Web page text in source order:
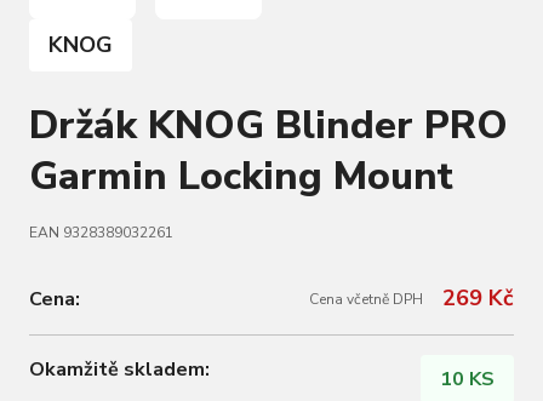
KNOG
Držák KNOG Blinder PRO
Garmin Locking Mount
EAN 9328389032261
Cena: Cena včetně DPH 269 Kč
Okamžitě skladem: 10 KS